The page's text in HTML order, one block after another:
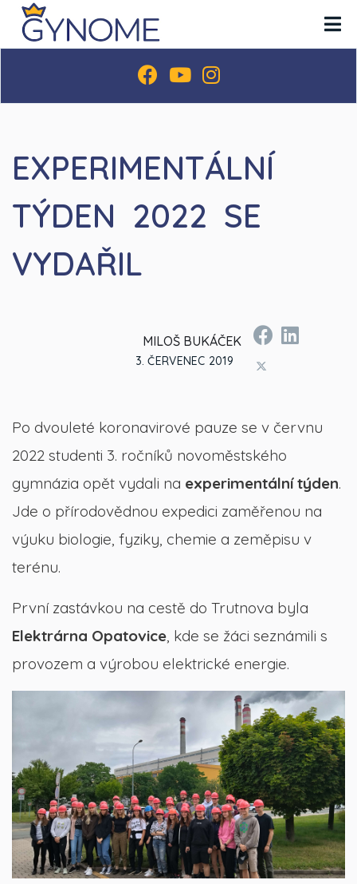
EXPERIMENTÁLNÍ
TÝDEN 2022 SE
VYDAŘIL
MILOŠ BUKÁČEK
3. ČERVENEC 2019
Po dvouleté koronavirové pauze se v červnu
2022 studenti 3. ročníků novoměstského
gymnázia opět vydali na experimentální týden.
Jde o přírodovědnou expedici zaměřenou na
výuku biologie, fyziky, chemie a zeměpisu v
terénu.
První zastávkou na cestě do Trutnova byla
Elektrárna Opatovice, kde se žáci seznámili s
provozem a výrobou elektrické energie.